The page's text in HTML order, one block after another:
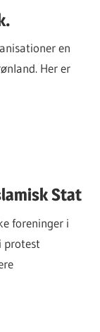
en
Her er
Stat
foreninger i
protest